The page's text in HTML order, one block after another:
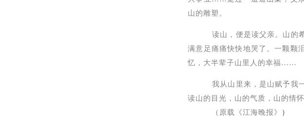
山的雕塑。
读山，便是读父亲。山的希
满意足痛痛快快地哭了。一颗颗
忆，大半辈子山里人的幸福……
我从山里来，是山赋予我一
读山的目光，山的气质，山的情
（原载《江海晚报》
）